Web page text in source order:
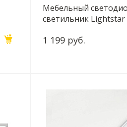
Мебельный
светильник
1 199 руб.